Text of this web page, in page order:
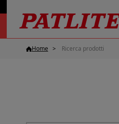
Home Ricerca prodotti